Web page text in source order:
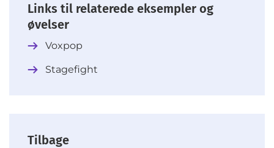
Links til relaterede eksempler og
øvelser
Voxpop
Stagefight
Tilbage